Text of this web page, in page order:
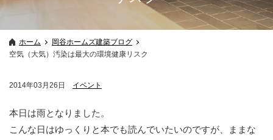
ホーム
岡谷ホームズ建築ブログ
空気（大気）汚染は最大の環境健康リスク
2014年03月26日 イベント
本日は雨となりました。
こんな日はゆっくりと本でも読んでいたいのですが、ままな